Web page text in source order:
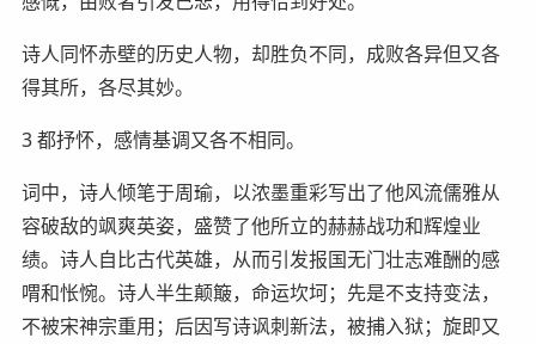
诗人同怀赤壁的历史人物，却胜负不同，成败各异但又各
得其所，各尽其妙。
3 都抒怀，感情基调又各不相同。
词中，诗人倾笔于周瑜，以浓墨重彩写出了他风流儒雅从
容破敌的飒爽英姿，盛赞了他所立的赫赫战功和辉煌业
绩。诗人自比古代英雄，从而引发报国无门壮志难酬的感
喟和怅惋。诗人半生颠簸，命运坎坷；先是不支持变法，
不被宋神宗重用；后因写诗讽刺新法，被捕入狱；旋即又